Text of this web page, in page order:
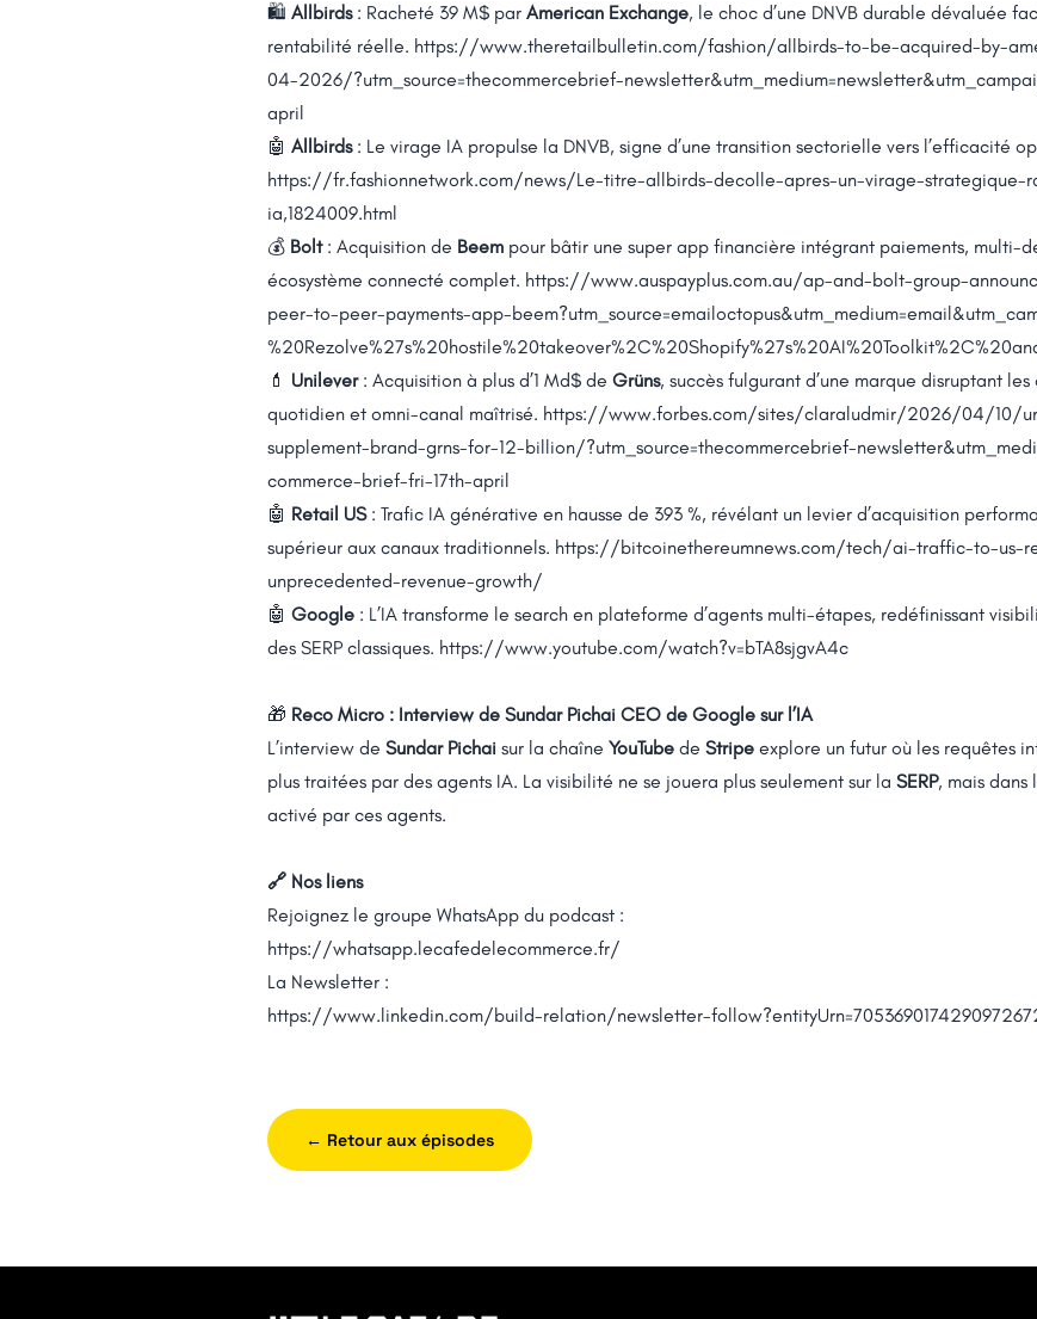
🛍️ Allbirds: Racheté 39 M$ par American Exchange, le choc d’une DNVB durable dévaluée
rentabilité réelle. https://www.theretailbulletin.com/fashion/allbirds-to-be-acquired-by-
04-2026/?utm_source=thecommercebrief-
april
🤖 Allbirds: Le virage IA propulse la DNVB, signe d’une transition sectorielle vers l’efficacité
https://fr.fashionnetwork.com/news/Le-titre-allbirds-decolle-apres-un-virage-strategique-
ia,1824009.html
💰 Bolt: Acquisition de Beem pour bâtir une super app financière intégrant paiements, multi-
écosystème connecté complet. https://www.auspayplus.com.au/ap-and-bolt-group-
peer-to-peer-payments-app-
💄 Unilever: Acquisition à plus d’1 Md$ de Grüns, succès fulgurant d’une marque disruptant
quotidien et omni-canal maîtrisé. https://www.forbes.com/sites/claraludmir/2026/04/10/
supplement-brand-grns-for-12-billion/?utm_source=thecommercebrief-
commerce-brief-fri-17th-april
🤖 Retail US: Trafic IA générative en hausse de 393 %, révélant un levier d’acquisition
supérieur aux canaux traditionnels. https://bitcoinethereumnews.com/tech/ai-traffic-to-us-
unprecedented-revenue-growth/
🤖 Google : L’IA transforme le search en plateforme d’agents multi-étapes, redéfinissant
des SERP classiques. https://www.youtube.com/watch?v=bTA8sjgvA4c
🎁 Reco Micro : Interview de Sundar Pichai CEO de Google sur l’IA
L’interview de Sundar Pichai sur la chaîne YouTube de Stripe explore un futur où les requêtes
plus traitées par des agents IA. La visibilité ne se jouera plus seulement sur la SERP, mais
activé par ces agents.
🔗 Nos liens
Rejoignez le groupe WhatsApp du podcast :
https://whatsapp.lecafedelecommerce.fr/
La Newsletter :
https://www.linkedin.com/build-relation/newsletter-
← Retour aux épisodes